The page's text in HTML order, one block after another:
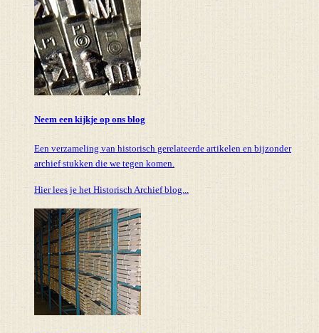
Neem een kijkje op ons blog
Een verzameling van historisch gerelateerde artikelen en bijzonder
archief stukken die we tegen komen.
Hier lees je het Historisch Archief blog...